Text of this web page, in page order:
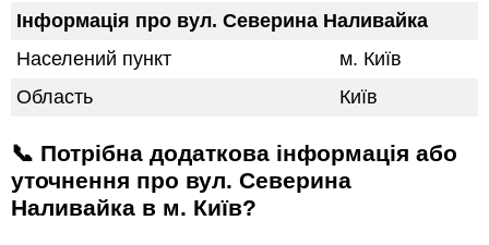
Інформація про вул. Северина Наливайка
Населений пункт
м. Київ
Область
Київ
📞 Потрібна додаткова інформація або
уточнення про вул. Северина
Наливайка в м. Київ?